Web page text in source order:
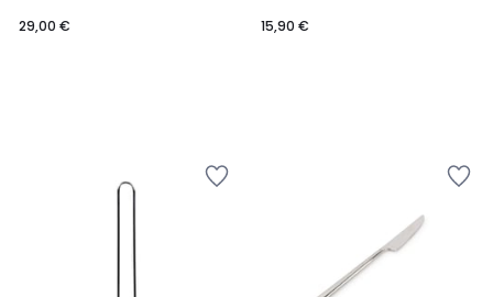
29,00 €
15,90 €